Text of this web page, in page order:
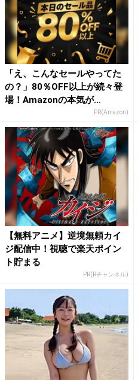
「え、こんなセールやってた
の？」80％OFF以上が続々登
場！Amazonの本気が...
PR(Amazon)
【無料アニメ】逆境無頼カイ
ジ配信中！視聴で楽天ポイン
ト貯まる
PR(Rチャンネル)